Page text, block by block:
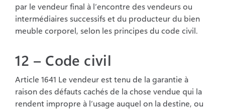
par le vendeur final à l’encontre desvendeurs ou
intermédiaires successifs et du producteur du bien
meuble corporel, selon les principes du code civil.
12 – Code civil
Article 1641 Le vendeur est tenu de la garantie à
raison des défauts cachés de la chose vendue qui la
rendent impropre à l’usage auquel on la destine, ou